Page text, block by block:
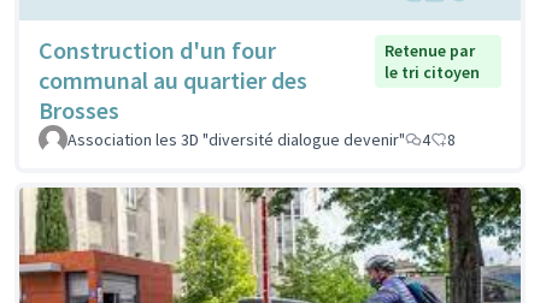
Construction d'un four
communal au quartier des
Brosses
Retenue par
le tri citoyen
Association les 3D "diversité dialogue devenir" 4 8